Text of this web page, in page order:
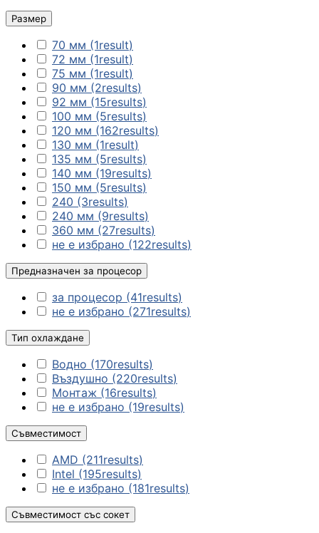
Размер
70 мм (1result)
72 мм (1result)
75 мм (1result)
90 мм (2results)
92 мм (15results)
100 мм (5results)
120 мм (162results)
130 мм (1result)
135 мм (5results)
140 мм (19results)
150 мм (5results)
240 (3results)
240 мм (9results)
360 мм (27results)
не е избрано (122results)
Предназначен за процесор
за процесор (41results)
не е избрано (271results)
Тип охлаждане
Водно (170results)
Въздушно (220results)
Монтаж (16results)
не е избрано (19results)
Съвместимост
AMD (211results)
Intel (195results)
не е избрано (181results)
Съвместимост със сокет